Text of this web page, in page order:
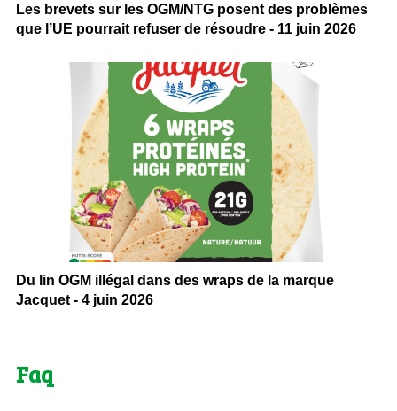
Les brevets sur les OGM/NTG posent des problèmes
que l’UE pourrait refuser de résoudre - 11 juin 2026
Du lin OGM illégal dans des wraps de la marque
Jacquet - 4 juin 2026
Faq